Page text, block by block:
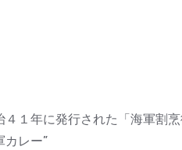
４１年に発行された「海軍割
カレー”